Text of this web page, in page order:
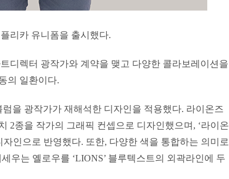
리카 유니폼을 출시했다.
디렉터 광작가와 계약을 맺고 다양한 콜라보레이션을
의 일환이다.
을 광작가가 재해석한 디자인을 적용했다. 라이온즈
2종을 작가의 그래픽 컨셉으로 디자인했으며, ‘라이온
인으로 반영했다. 또한, 다양한 색을 통합하는 의미로
우는 옐로우를 ‘LIONS’ 블루텍스트의 외곽라인에 두